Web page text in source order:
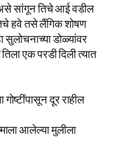
सांगून तिचे आई वडील
हवे तसे लैंगिक शोषण‌
डोळ्यांवर
एक परडी दिली त्यात
दूर राहील
आलेल्या मुलीला